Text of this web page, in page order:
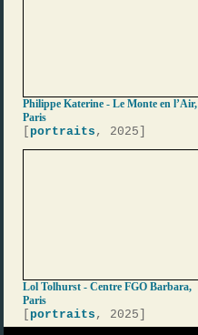
Philippe Katerine - Le Monte en l’Air,
Paris
portraits , 2025]
Lol Tolhurst - Centre FGO Barbara,
Paris
portraits , 2025]